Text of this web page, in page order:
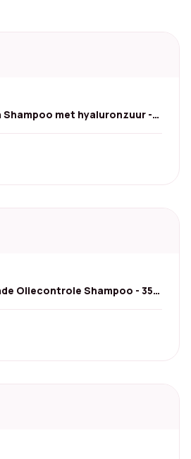
Shampoo met hyaluronzuur -
Oliecontrole Shampoo - 355